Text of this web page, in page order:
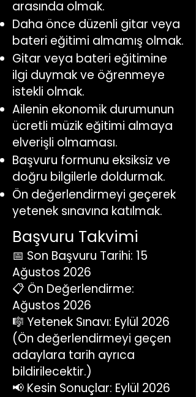
arasında olmak.
Daha önce düzenli gitar veya
bateri eğitimi almamış olmak.
Gitar veya bateri eğitimine
ilgi duymak ve öğrenmeye
istekli olmak.
Ailenin ekonomik durumunun
ücretli müzik eğitimi almaya
elverişli olmaması.
Başvuru formunu eksiksiz ve
doğru bilgilerle doldurmak.
Ön değerlendirmeyi geçerek
yetenek sınavına katılmak.
Başvuru Takvimi
📅 Son Başvuru Tarihi: 15
Ağustos 2026
📋 Ön Değerlendirme:
Ağustos 2026
🎼 Yetenek Sınavı: Eylül 2026
(Ön değerlendirmeyi geçen
adaylara tarih ayrıca
bildirilecektir.)
📢 Kesin Sonuçlar: Eylül 2026